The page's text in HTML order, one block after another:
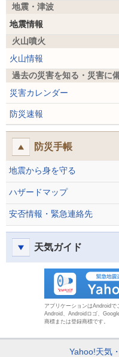
地震・津波
地震情報
火山噴火
火山情報
過去の災害を知る・災害に
災害カレンダー
防災速報
防災手帳
地震から身を守る
ハザードマップ
安否情報・緊急連絡先
天気ガイド
アプリケーションはAndroidで
Android、Androidロゴ、
商標または登録商標です。
Yahoo!天気